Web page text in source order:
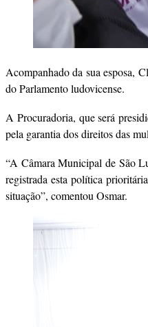
Acompanhado da sua esposa,
do Parlamento ludovicense.
A Procuradoria, que será
pela garantia dos direitos das
“A Câmara Municipal de São
registrada esta política
situação”, comentou Osmar.